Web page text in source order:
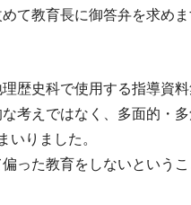
て教育長に御答弁を求めま
歴史科で使用する指導資
考えではなく、多面的・
いりました。
った教育をしないという